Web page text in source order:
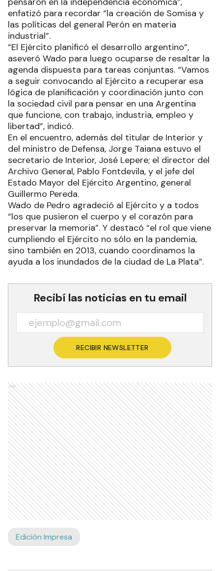
enfatizó para recordar “la creación de Somisa y
las políticas del general Perón en materia
industrial”.
“El Ejército planificó el desarrollo argentino”,
aseveró Wado para luego ocuparse de resaltar la
agenda dispuesta para tareas conjuntas. “Vamos
a seguir convocando al Ejército a recuperar esa
lógica de planificación y coordinación junto con
la sociedad civil para pensar en una Argentina
que funcione, con trabajo, industria, empleo y
libertad”, indicó.
En el encuentro, además del titular de Interior y
del ministro de Defensa, Jorge Taiana estuvo el
secretario de Interior, José Lepere; el director del
Archivo General, Pablo Fontdevila, y el jefe del
Estado Mayor del Ejército Argentino, general
Guillermo Pereda.
Wado de Pedro agradeció al Ejército y a todos
“los que pusieron el cuerpo y el corazón para
preservar la memoria”. Y destacó “el rol que viene
cumpliendo el Ejército no sólo en la pandemia,
sino también en 2013, cuando coordinamos la
ayuda a los inundados de la ciudad de La Plata”.
Recibí las noticias en tu email
RECIBIR NEWSLETTER
Ads
Edición Impresa